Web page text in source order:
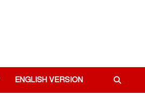
ENGLISH VERSION